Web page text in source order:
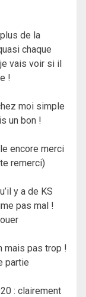
de la
chaque
vais voir si il
!
moi simple
un bon !
encore merci
remerci)
y a de KS
pas mal !
mais pas trop !
partie
: clairement